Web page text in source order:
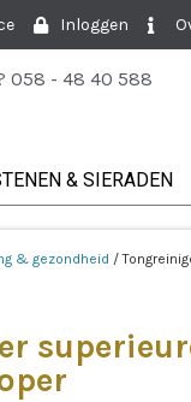
Inloggen
058 - 48 40 588
& SIERADEN
& gezondheid /